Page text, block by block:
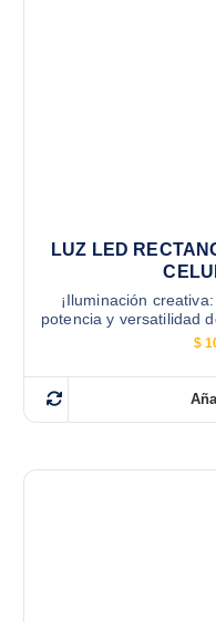
LUZ LED
¡Iluminación
potencia y versatilidad
$